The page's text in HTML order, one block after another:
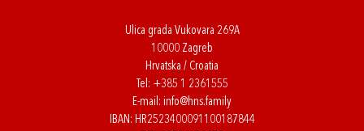
Ulica grada Vukovara 269A
10000 Zagreb
Hrvatska / Croatia
Tel: +385 1 2361555
E-mail: info@hns.family
IBAN: HR2523400091100187844